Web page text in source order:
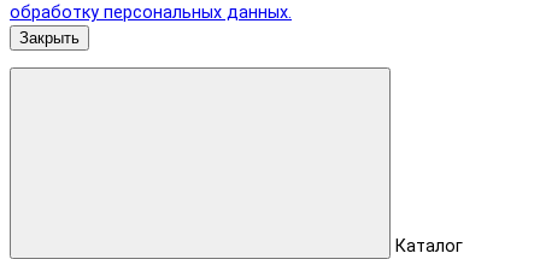
обработку персональных данных.
Закрыть
Каталог